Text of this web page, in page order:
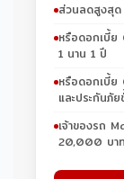
ส่วนลดสูงสุ
หรือดอกเบี้
1 นาน 1 ปี
หรือดอกเบี้
และประกันภั
เจ้าของรถ
20,000 บา